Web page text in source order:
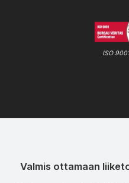
ISO
Valmis ottamaan